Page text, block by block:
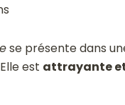
se présente dans
est attrayante